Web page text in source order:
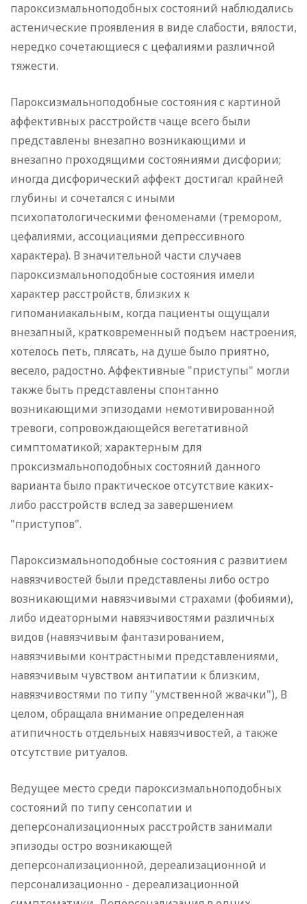
пароксизмальноподобных состояний наблюдались
астенические проявления в виде слабости, вялости,
нередко сочетающиеся с цефалиями различной
тяжести.
Пароксизмальноподобные состояния с картиной
аффективных расстройств чаще всего были
представлены внезапно возникающими и
внезапно проходящими состояниями дисфории;
иногда дисфорический аффект достигал крайней
глубины и сочетался с иными
психопатологическими феноменами (тремором,
цефалиями, ассоциациями депрессивного
характера). В значительной части случаев
пароксизмальноподобные состояния имели
характер расстройств, близких к
гипоманиакальным, когда пациенты ощущали
внезапный, кратковременный подъем настроения,
хотелось петь, плясать, на душе было приятно,
весело, радостно. Аффективные "приступы" могли
также быть представлены спонтанно
возникающими эпизодами немотивированной
тревоги, сопровождающейся вегетативной
симптоматикой; характерным для
проксизмальноподобных состояний данного
варианта было практическое отсутствие каких-
либо расстройств вслед за завершением
"приступов".
Пароксизмальноподобные состояния с развитием
навязчивостей были представлены либо остро
возникающими навязчивыми страхами (фобиями),
либо идеаторными навязчивостями различных
видов (навязчивым фантазированием,
навязчивыми контрастными представлениями,
навязчивым чувством антипатии к близким,
навязчивостями по типу "умственной жвачки"), В
целом, обращала внимание определенная
атипичность отдельных навязчивостей, а также
отсутствие ритуалов.
Ведущее место среди пароксизмальноподобных
состояний по типу сенсопатии и
деперсонализационных расстройств занимали
эпизоды остро возникающей
деперсонализационной, дереализационной и
персонализационно - дереализационной